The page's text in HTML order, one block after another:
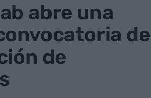
abre una
de
de